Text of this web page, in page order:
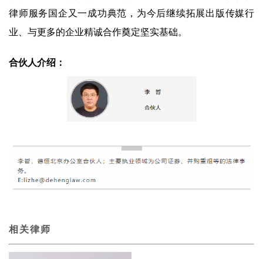
律师服务国企又一成功典范，为今后继续拓展出版传媒行
业、与更多的企业精诚合作奠定坚实基础。
合伙人介绍：
相关律师